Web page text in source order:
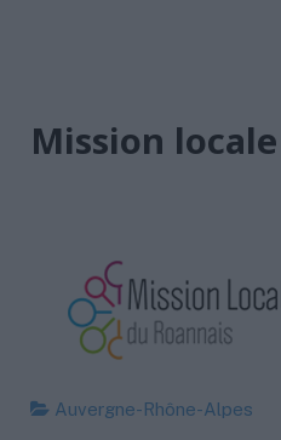
Mission
Auvergne-Rhône-Alpes